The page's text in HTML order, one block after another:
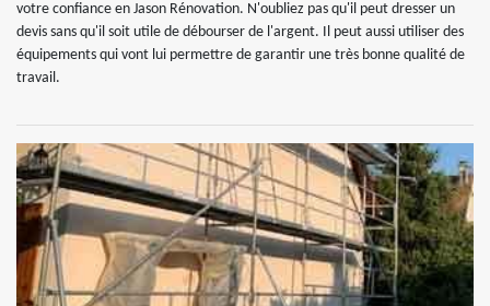
votre confiance en Jason Rénovation. N'oubliez pas qu'il peut dresser un
devis sans qu'il soit utile de débourser de l'argent. Il peut aussi utiliser des
équipements qui vont lui permettre de garantir une très bonne qualité de
travail.